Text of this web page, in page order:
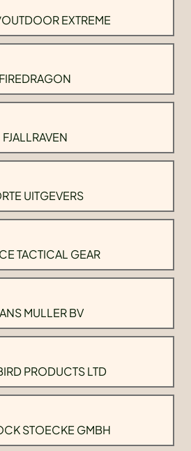
EXTREME
FIREDRAGON
FJALLRAVEN
UITGEVERS
TACTICAL GEAR
MULLER BV
PRODUCTS LTD
STOECKE GMBH